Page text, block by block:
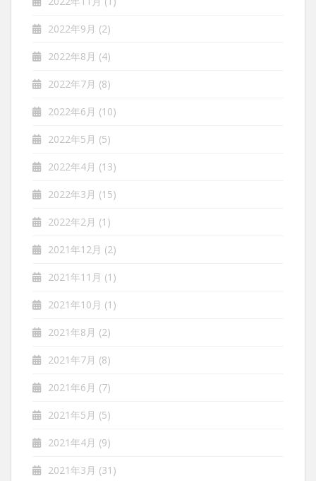
2022年9月 (2)
2022年8月 (4)
2022年7月 (8)
2022年6月 (10)
2022年5月 (5)
2022年4月 (13)
2022年3月 (15)
2022年2月 (1)
2021年12月 (2)
2021年11月 (1)
2021年10月 (1)
2021年8月 (2)
2021年7月 (8)
2021年6月 (7)
2021年5月 (5)
2021年4月 (9)
2021年3月 (31)